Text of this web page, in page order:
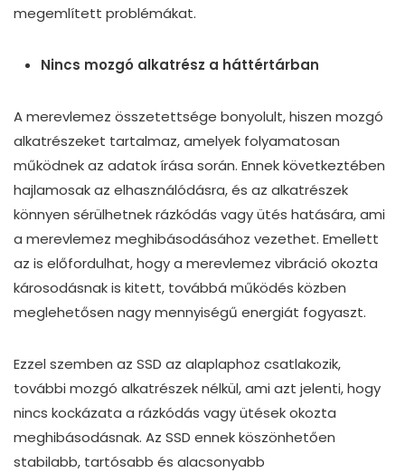
megemlített problémákat.
Nincs mozgó alkatrész a háttértárban
A merevlemez összetettsége bonyolult, hiszen mozgó
alkatrészeket tartalmaz, amelyek folyamatosan
működnek az adatok írása során. Ennek következtében
hajlamosak az elhasználódásra, és az alkatrészek
könnyen sérülhetnek rázkódás vagy ütés hatására, ami
a merevlemez meghibásodásához vezethet. Emellett
az is előfordulhat, hogy a merevlemez vibráció okozta
károsodásnak is kitett, továbbá működés közben
meglehetősen nagy mennyiségű energiát fogyaszt.
Ezzel szemben az SSD az alaplaphoz csatlakozik,
további mozgó alkatrészek nélkül, ami azt jelenti, hogy
nincs kockázata a rázkódás vagy ütések okozta
meghibásodásnak. Az SSD ennek köszönhetően
stabilabb, tartósabb és alacsonyabb